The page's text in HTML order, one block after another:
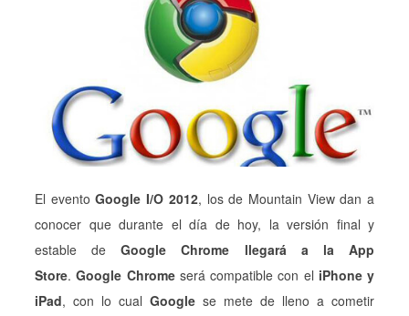
El eventoGoogle I/O 2012, los de Mountain View dan a
conocer que durante el día de hoy, la versión final y
estable deGoogle Chrome llegará a la App
Store.Google Chromeserá compatible con el iPhone y
iPad, con lo cual Google se mete de lleno a cometir